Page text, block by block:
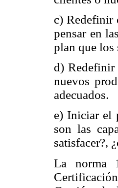
c) Redefinir
pensar en
plan que los
d) Redefinir
nuevos
adecuados.
e) Iniciar el
son las
satisfacer?,
La norma